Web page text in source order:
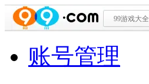
99游戏大全
账号管理